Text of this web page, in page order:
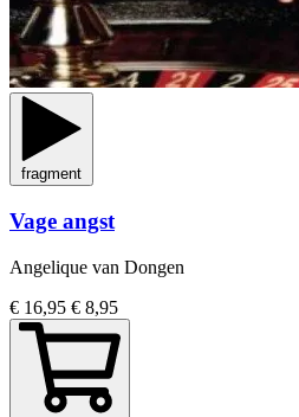
fragment
Vage angst
Angelique van Dongen
€ 16,95 € 8,95